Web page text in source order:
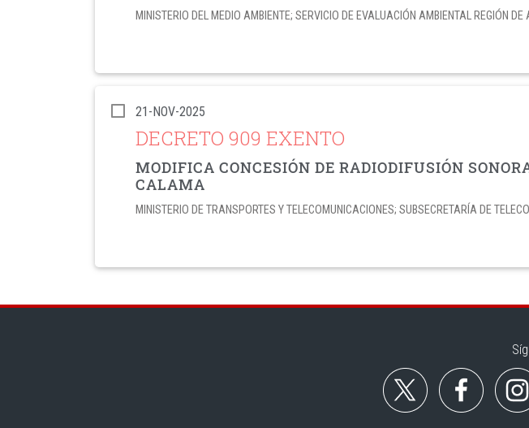
MINISTERIO DEL MEDIO AMBIENTE; SERVICIO DE EVALUACIÓN AMBIENTAL REGIÓN
21-NOV-2025
DECRETO 909 EXENTO
MODIFICA CONCESIÓN DE RADIODIFUSIÓN
CALAMA
MINISTERIO DE TRANSPORTES Y TELECOMUNICACIONES; SUBSECRETARÍA DE